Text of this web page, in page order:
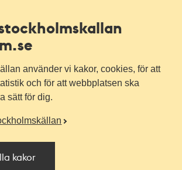
använder vi kakor, cookies, för att
och för att webbplatsen ska
sätt för dig.
kakor